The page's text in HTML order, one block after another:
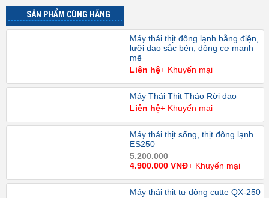
SẢN PHẨM CÙNG HÃNG
Máy thái thịt đông lạnh bằng điện,
lưỡi dao sắc bén, động cơ mạnh
mẽ
Liên hệ+ Khuyến mại
Máy Thái Thịt Tháo Rời dao
Liên hệ+ Khuyến mại
Máy thái thịt sống, thịt đông lạnh
ES250
5.200.000
4.900.000 VNĐ+ Khuyến mại
Máy thái thịt tự động cutte QX-250